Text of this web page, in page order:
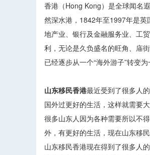
香港（Hong Kong）是全球闻名
然深水港，1842年至1997年是英
地产业、银行及金融服务业、工
利，无论是久负盛名的旺角、庙
已经逐步从一个“海外游子”转变
山东移民香港最近受到了很多人
国外过更好的生活，这样就需要
很多山东人因为各种需要所以不
外，有更好的生活，现在山东移
山东移民香港现在得到了很多人